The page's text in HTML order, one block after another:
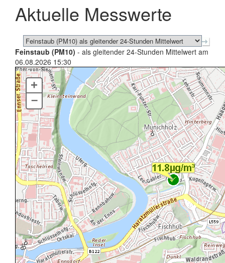
schließen
Aktuelle Messwerte
Feinstaub (PM10) - als gleitender 24-Stunden Mittelwert am
06.08.2026 15:30
+
–